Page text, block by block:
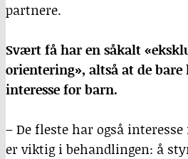
partnere.
Svært få har en såkalt
orientering», altså at de bare
interesse for barn.
– De fleste har også
er viktig i behandlingen: å